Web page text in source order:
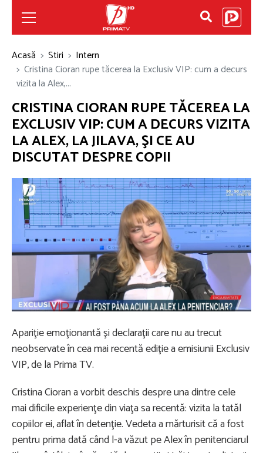
Acasă Stiri
Intern
Cristina Cioran rupe tăcerea la Exclusiv VIP: cum a decurs
vizita la Alex,...
CRISTINA CIORAN RUPE TĂCEREA LA
EXCLUSIV VIP: CUM A DECURS VIZITA
LA ALEX, LA JILAVA, ŞI CE AU
DISCUTAT DESPRE COPII
Apariţie emoţionantă şi declaraţii care nu au trecut
neobservate în cea mai recentă ediţie a emisiunii Exclusiv
VIP, de la Prima TV.
Cristina Cioran a vorbit deschis despre una dintre cele
mai dificile experienţe din viaţa sa recentă: vizita la tatăl
copiilor ei, aflat în detenţie. Vedeta a mărturisit că a fost
pentru prima dată când l-a văzut pe Alex în penitenciarul